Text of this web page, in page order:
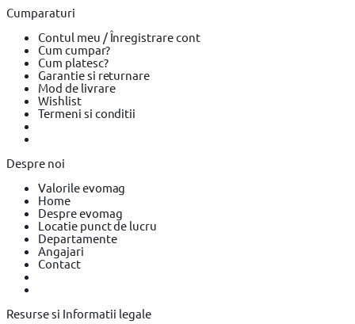
Pistoale de Vopsit si Trafaleti YATO
Echipamente de protectie Makita
YATO BricolajBricolaj OEMBricolaj Cynel
Surubelnita electrica BOSCH
Cumparaturi
Contul meu / Înregistrare cont
Cum cumpar?
Cum platesc?
Garantie si returnare
Mod de livrare
Wishlist
Termeni si conditii
Despre noi
Valorile evomag
Home
Despre evomag
Locatie punct de lucru
Departamente
Angajari
Contact
Resurse si Informatii legale